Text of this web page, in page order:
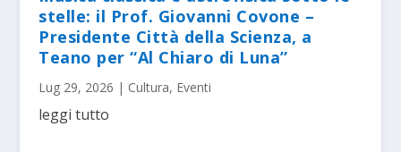
stelle: il Prof. Giovanni Covone –
Presidente Città della Scienza, a
Teano per “Al Chiaro di Luna”
Lug 29, 2026 | Cultura, Eventi
leggi tutto